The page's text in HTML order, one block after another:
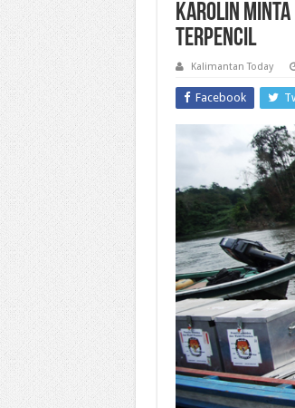
Karolin Minta
Terpencil
Kalimantan Today
Facebook